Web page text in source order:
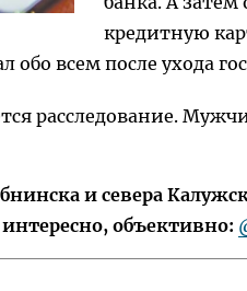
кредитную
обо всем после ухода
расследование.
и севера
объективно: